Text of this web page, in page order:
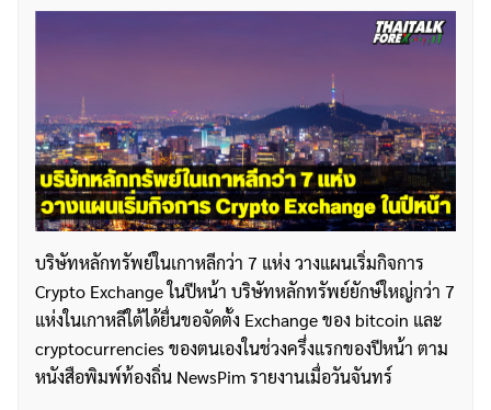
บริษัทหลักทรัพย์ในเกาหลีกว่า 7 แห่ง วางแผนเริ่มกิจการ
Crypto Exchange ในปีหน้า บริษัทหลักทรัพย์ยักษ์ใหญ่กว่า 7
แห่งในเกาหลีใต้ได้ยื่นขอจัดตั้ง Exchange ของ bitcoin และ
cryptocurrencies ของตนเองในช่วงครึ่งแรกของปีหน้า ตาม
หนังสือพิมพ์ท้องถิ่น NewsPim รายงานเมื่อวันจันทร์